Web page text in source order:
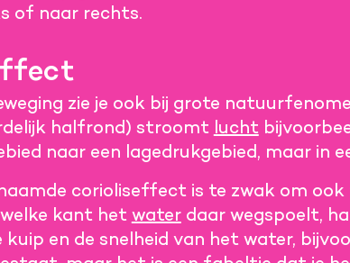
of naar rechts.
zie je ook bij grote
halfrond) stroomt lucht
naar een lagedrukgebied, maar in
corioliseffect is te zwak om ook
kant het waterdaar wegspoelt,
kuip en de snelheid van het water,